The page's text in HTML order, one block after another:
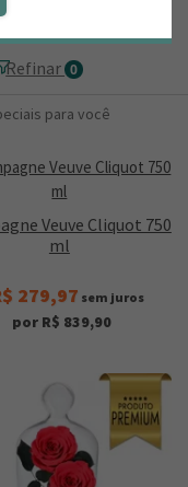
Refinar 0
para você
Veuve Cliquot 750
ml
279,97 sem juros
por R$ 839,90